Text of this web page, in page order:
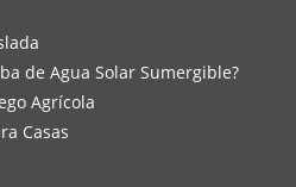
de Agua Solar Sumergible?
Agrícola
Casas